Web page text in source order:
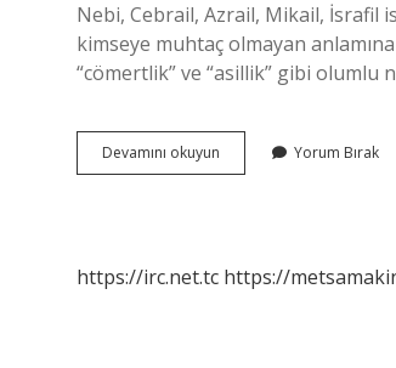
Nebi, Cebrail, Azrail, Mikail, İsrafil
kimseye muhtaç olmayan
“cömertlik” ve “asillik” gibi olumlu
Devamını okuyun
Ismi
Yorum Bırak
https://irc.net.tc https://